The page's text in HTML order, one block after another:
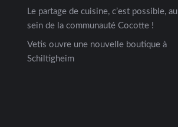
Le partage de cuisine, c’est possible, au
sein de la communauté Cocotte !
Vetis ouvre une nouvelle boutique à
Schiltigheim